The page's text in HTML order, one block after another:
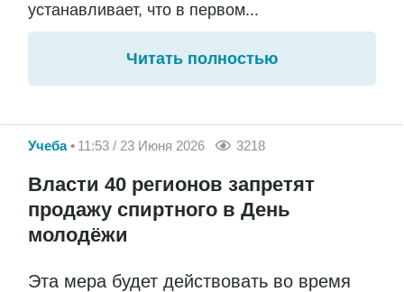
устанавливает, что в первом...
Читать полностью
Учеба 11:53 / 23 Июня 2026 3218
Власти 40 регионов запретят
продажу спиртного в День
молодёжи
Эта мера будет действовать во время